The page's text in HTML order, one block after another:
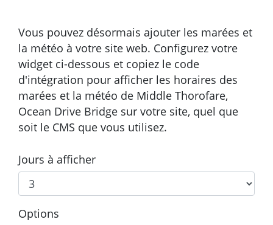
Vous pouvez désormais ajouter les marées et
la météo à votre site web. Configurez votre
widget ci-dessous et copiez le code
d'intégration pour afficher les horaires des
marées et la météo de Middle Thorofare,
Ocean Drive Bridge sur votre site, quel que
soit le CMS que vous utilisez.
Jours à afficher
Options